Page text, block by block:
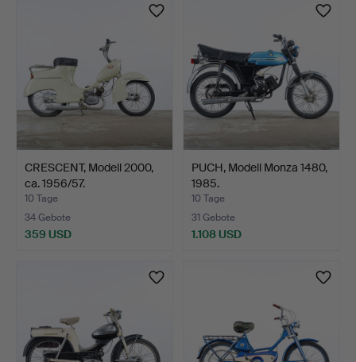
CRESCENT, Modell 2000,
ca. 1956/57.
10 Tage
34 Gebote
359 USD
PUCH, Modell Monza 1480,
1985.
10 Tage
31 Gebote
1.108 USD